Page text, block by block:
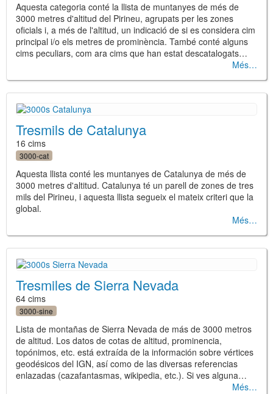
Aquesta categoria conté la llista de muntanyes de més de
3000 metres d'altitud del Pirineu, agrupats per les zones
oficials i, a més de l'altitud, un indicació de si es considera cim
principal i/o els metres de prominència. També conté alguns
cims peculiars, com ara cims que han estat descatalogats…
Més
Tresmils de Catalunya
16 cims
3000-cat
Aquesta llista conté les muntanyes de Catalunya de més de
3000 metres d'altitud. Catalunya té un parell de zones de tres
mils del Pirineu, i aquesta llista segueix el mateix criteri que la
global.
Més
Tresmiles de Sierra Nevada
64 cims
3000-sine
Lista de montañas de Sierra Nevada de más de 3000 metros
de altitud. Los datos de cotas de altitud, prominencia,
topónimos, etc. está extraída de la información sobre vértices
geodésicos del IGN, así como de las diversas referencias
enlazadas (cazafantasmas, wikipedia, etc.). Si ves alguna…
Més